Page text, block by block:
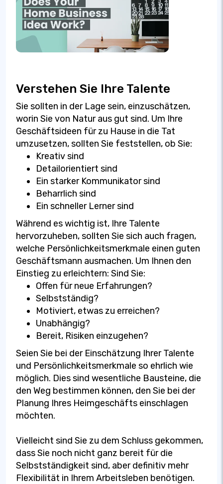
Verstehen Sie Ihre Talente
Sie sollten in der Lage sein, einzuschätzen,
worin Sie von Natur aus gut sind. Um Ihre
Geschäftsideen für zu Hause in die Tat
umzusetzen, sollten Sie feststellen, ob Sie:
Kreativ sind
Detailorientiert sind
Ein starker Kommunikator sind
Beharrlich sind
Ein schneller Lerner sind
Während es wichtig ist, Ihre Talente
hervorzuheben, sollten Sie sich auch fragen,
welche Persönlichkeitsmerkmale einen guten
Geschäftsmann ausmachen. Um Ihnen den
Einstieg zu erleichtern: Sind Sie:
Offen für neue Erfahrungen?
Selbstständig?
Motiviert, etwas zu erreichen?
Unabhängig?
Bereit, Risiken einzugehen?
Seien Sie bei der Einschätzung Ihrer Talente
und Persönlichkeitsmerkmale so ehrlich wie
möglich. Dies sind wesentliche Bausteine, die
den Weg bestimmen können, den Sie bei der
Planung Ihres Heimgeschäfts einschlagen
möchten.
Vielleicht sind Sie zu dem Schluss gekommen,
dass Sie noch nicht ganz bereit für die
Selbstständigkeit sind, aber definitiv mehr
Flexibilität in Ihrem Arbeitsleben benötigen.